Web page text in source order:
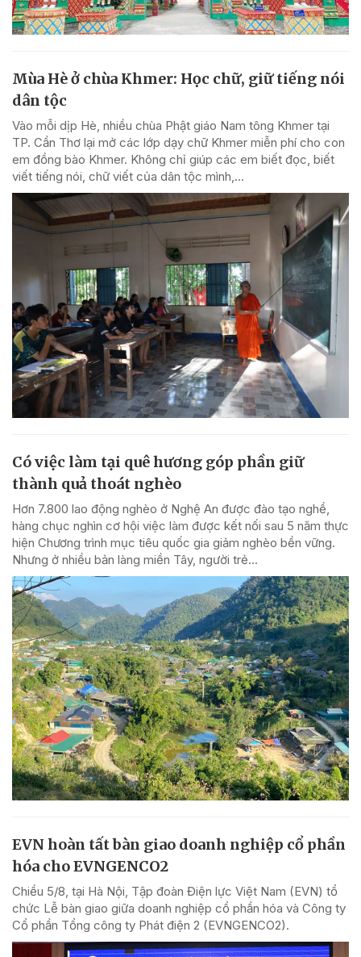
Mùa Hè ở chùa Khmer: Học chữ, giữ tiếng nói
dân tộc
Vào mỗi dịp Hè, nhiều chùa Phật giáo Nam tông Khmer tại
TP. Cần Thơ lại mở các lớp dạy chữ Khmer miễn phí cho con
em đồng bào Khmer. Không chỉ giúp các em biết đọc, biết
viết tiếng nói, chữ viết của dân tộc mình,...
Có việc làm tại quê hương góp phần giữ
thành quả thoát nghèo
Hơn 7.800 lao động nghèo ở Nghệ An được đào tạo nghề,
hàng chục nghìn cơ hội việc làm được kết nối sau 5 năm thực
hiện Chương trình mục tiêu quốc gia giảm nghèo bền vững.
Nhưng ở nhiều bản làng miền Tây, người trẻ...
EVN hoàn tất bàn giao doanh nghiệp cổ phần
hóa cho EVNGENCO2
Chiều 5/8, tại Hà Nội, Tập đoàn Điện lực Việt Nam (EVN) tổ
chức Lễ bàn giao giữa doanh nghiệp cổ phần hóa và Công ty
Cổ phần Tổng công ty Phát điện 2 (EVNGENCO2).